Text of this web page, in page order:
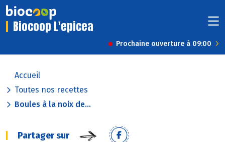
Biocoop L'epicea
Prochaine ouverture à 09:00
Accueil
Toutes nos recettes
Boules à la noix de...
Partager sur